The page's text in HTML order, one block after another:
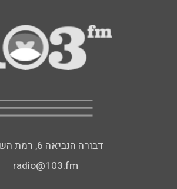
דבורה הנביאה 6, רמת השרון
radio@103.fm